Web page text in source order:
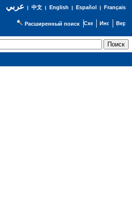
عربي| 中文| English | Español | Français
Расширенный поиск